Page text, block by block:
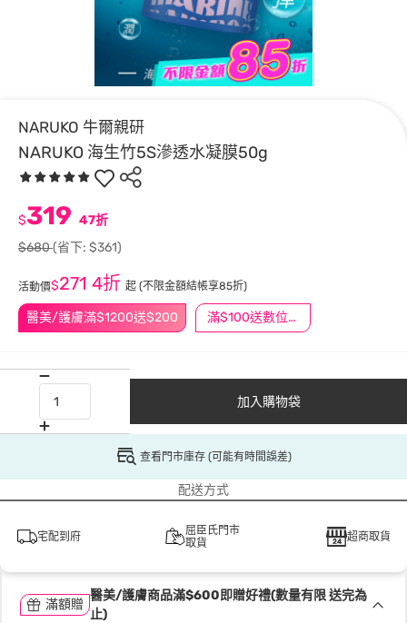
NARUKO 牛爾親研
NARUKO 海生竹5S滲透水凝膜50g
醫美/護膚滿$1200送$200 滿$100送數位印花
$319 47折
$680(省下: $361)
活動價$271 4折 起 (不限金額結帳享85折)
加入購物袋
查看門市庫存 (可能有時間誤差)
配送方式
宅配到府
屈臣氏門市
取貨
超商取貨
滿額贈
醫美/護膚商品滿$600即贈好禮(數量有限 送完為
止)